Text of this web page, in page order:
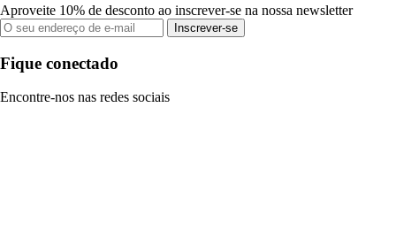
Aproveite 10% de desconto ao inscrever-se na nossa newsletter
Inscrever-se
Fique conectado
Encontre-nos nas redes sociais